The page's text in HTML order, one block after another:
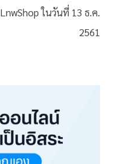
LnwShop ในวันที่ 13 ธ.ค.
2561